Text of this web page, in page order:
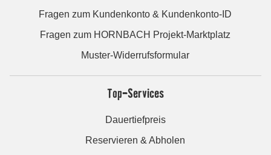
Fragen zum Kundenkonto & Kundenkonto-ID
Fragen zum HORNBACH Projekt-Marktplatz
Muster-Widerrufsformular
Top-Services
Dauertiefpreis
Reservieren & Abholen